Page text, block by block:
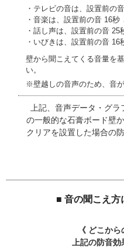
・テレビの音は、設置前の
・音楽は、設置前の音 16
・話し声は、設置前の音
・いびきは、設置前の音
壁から聞こえてくる音量を
い。
※壁越しの音声のため、音
上記、音声データ・グ
の一般的な石膏ボード壁
クリアを設置した場合の
■ 音の聞こえ方
《 どこか
上記の防音